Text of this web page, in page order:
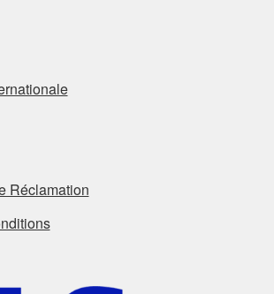
Réclamation